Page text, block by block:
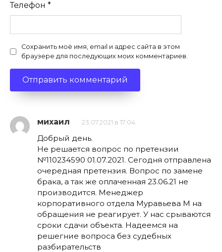
Телефон *
Сохранить моё имя, email и адрес сайта в этом
браузере для последующих моих комментариев.
михаил 23.07.2021 в 17:04
Добрый день.
Не решается вопрос по претензии
№110234590 01.07.2021. Сегодня отправлена
очередная претензия. Вопрос по замене
брака, а так же оплаченная 23.06.21 не
производится. Менеджер
корпоративного отдела Муравьева М на
обращения не реагирует. У нас срываются
сроки сдачи объекта. Надеемся на
решегние вопроса без судебных
разбирательств